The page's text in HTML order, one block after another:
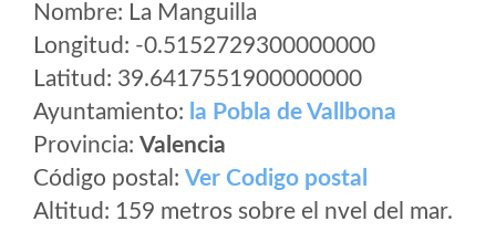
Nombre: La Manguilla
Longitud: -0.5152729300000000
Latitud: 39.6417551900000000
Ayuntamiento: la Pobla de Vallbona
Provincia: Valencia
Código postal: Ver Codigo postal
Altitud: 159 metros sobre el nvel del mar.